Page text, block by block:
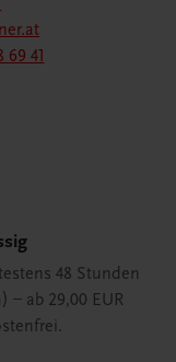
69 41
48 Stunden
– ab 29,00 EUR